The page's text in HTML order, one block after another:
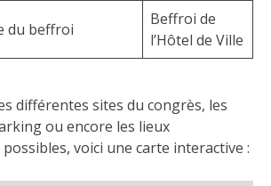
du beffroi
Beffroi de
l’Hôtel de Ville
différentes sites du congrès, les
ou encore les lieux
voici une carte interactive :